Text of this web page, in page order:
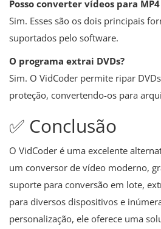
Posso converter vídeos para MP4
Sim. Esses são os dois principais
suportados pelo software.
O programa extrai DVDs?
Sim. O VidCoder permite ripar
proteção, convertendo-os para
✅ Conclusão
O VidCoder é uma excelente
um conversor de vídeo moderno,
suporte para conversão em lote,
para diversos dispositivos e
personalização, ele oferece uma